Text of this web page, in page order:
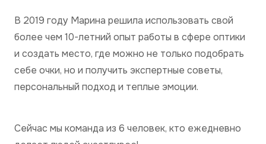
В 2019 году Марина решила использовать свой
более чем 10-летний опыт работы в сфере оптики
и создать место, где можно не только подобрать
себе очки, но и получить экспертные советы,
персональный подход и теплые эмоции.
Сейчас мы команда из 6 человек, кто ежедневно